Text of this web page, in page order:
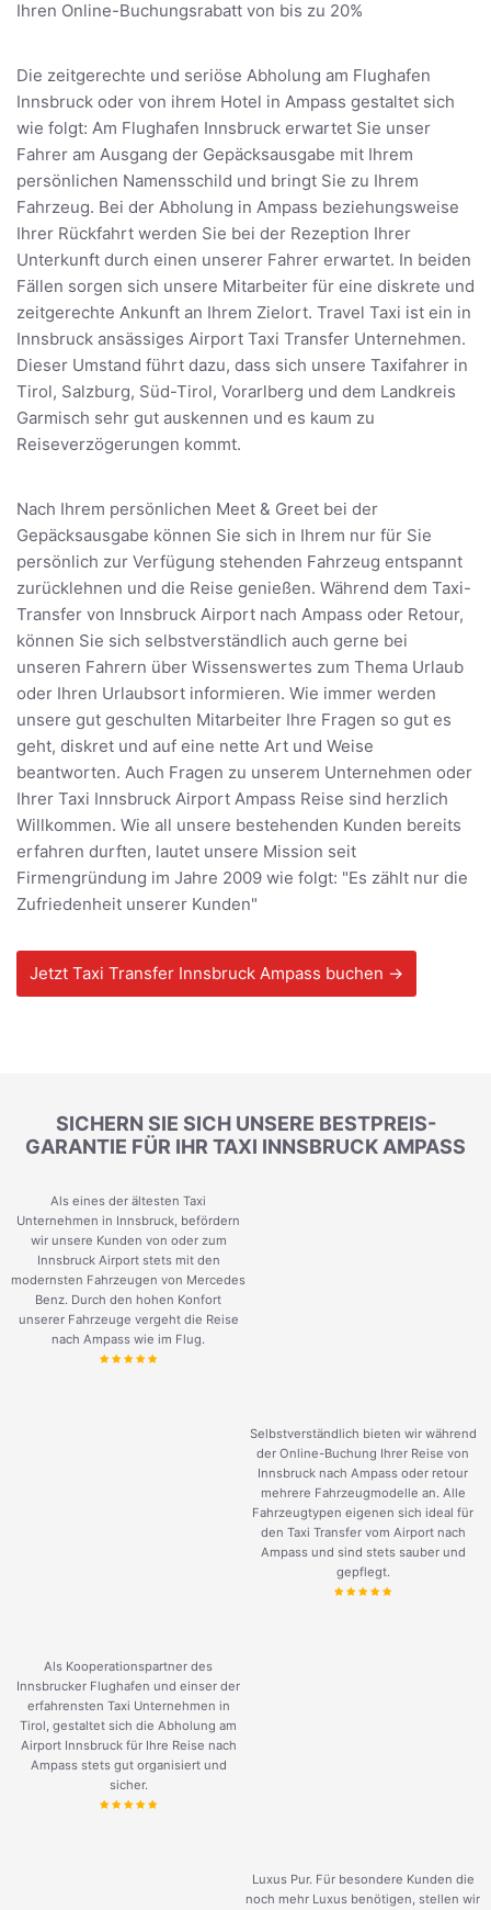
Ihren Online-Buchungsrabatt von bis zu 20%
Die zeitgerechte und seriöse Abholung am Flughafen
Innsbruck oder von ihrem Hotel in Ampass gestaltet sich
wie folgt: Am Flughafen Innsbruck erwartet Sie unser
Fahrer am Ausgang der Gepäcksausgabe mit Ihrem
persönlichen Namensschild und bringt Sie zu Ihrem
Fahrzeug. Bei der Abholung in Ampass beziehungsweise
Ihrer Rückfahrt werden Sie bei der Rezeption Ihrer
Unterkunft durch einen unserer Fahrer erwartet. In beiden
Fällen sorgen sich unsere Mitarbeiter für eine diskrete und
zeitgerechte Ankunft an Ihrem Zielort. Travel Taxi ist ein in
Innsbruck ansässiges Airport Taxi Transfer Unternehmen.
Dieser Umstand führt dazu, dass sich unsere Taxifahrer in
Tirol, Salzburg, Süd-Tirol, Vorarlberg und dem Landkreis
Garmisch sehr gut auskennen und es kaum zu
Reiseverzögerungen kommt.
Nach Ihrem persönlichen Meet & Greet bei der
Gepäcksausgabe können Sie sich in Ihrem nur für Sie
persönlich zur Verfügung stehenden Fahrzeug entspannt
zurücklehnen und die Reise genießen. Während dem Taxi-
Transfer von Innsbruck Airport nach Ampass oder Retour,
können Sie sich selbstverständlich auch gerne bei
unseren Fahrern über Wissenswertes zum Thema Urlaub
oder Ihren Urlaubsort informieren. Wie immer werden
unsere gut geschulten Mitarbeiter Ihre Fragen so gut es
geht, diskret und auf eine nette Art und Weise
beantworten. Auch Fragen zu unserem Unternehmen oder
Ihrer Taxi Innsbruck Airport Ampass Reise sind herzlich
Willkommen. Wie all unsere bestehenden Kunden bereits
erfahren durften, lautet unsere Mission seit
Firmengründung im Jahre 2009 wie folgt: "Es zählt nur die
Zufriedenheit unserer Kunden"
Jetzt Taxi Transfer Innsbruck Ampass buchen →
SICHERN SIE SICH UNSERE BESTPREIS-
GARANTIE FÜR IHR TAXI INNSBRUCK AMPASS
Als eines der ältesten Taxi
Unternehmen in Innsbruck, befördern
wir unsere Kunden von oder zum
Innsbruck Airport stets mit den
modernsten Fahrzeugen von Mercedes
Benz. Durch den hohen Konfort
unserer Fahrzeuge vergeht die Reise
nach Ampass wie im Flug.
Selbstverständlich bieten wir während
der Online-Buchung Ihrer Reise von
Innsbruck nach Ampass oder retour
mehrere Fahrzeugmodelle an. Alle
Fahrzeugtypen eigenen sich ideal für
den Taxi Transfer vom Airport nach
Ampass und sind stets sauber und
gepflegt.
Als Kooperationspartner des
Innsbrucker Flughafen und einser der
erfahrensten Taxi Unternehmen in
Tirol, gestaltet sich die Abholung am
Airport Innsbruck für Ihre Reise nach
Ampass stets gut organisiert und
sicher.
Luxus Pur. Für besondere Kunden die
noch mehr Luxus benötigen, stellen wir